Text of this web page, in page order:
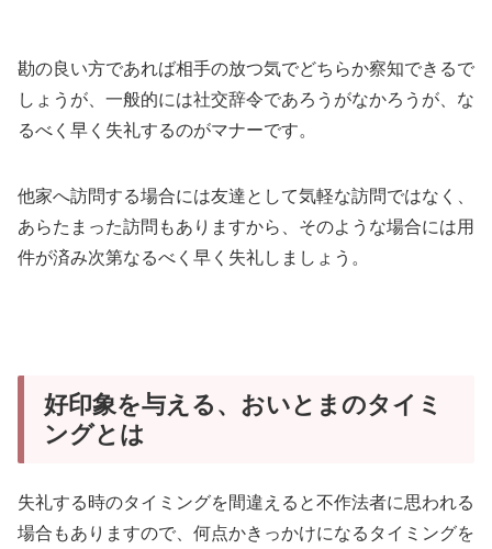
勘の良い方であれば相手の放つ気でどちらか察知できるで
しょうが、一般的には社交辞令であろうがなかろうが、な
るべく早く失礼するのがマナーです。
他家へ訪問する場合には友達として気軽な訪問ではなく、
あらたまった訪問もありますから、そのような場合には用
件が済み次第なるべく早く失礼しましょう。
好印象を与える、おいとまのタイミ
ングとは
失礼する時のタイミングを間違えると不作法者に思われる
場合もありますので、何点かきっかけになるタイミングを